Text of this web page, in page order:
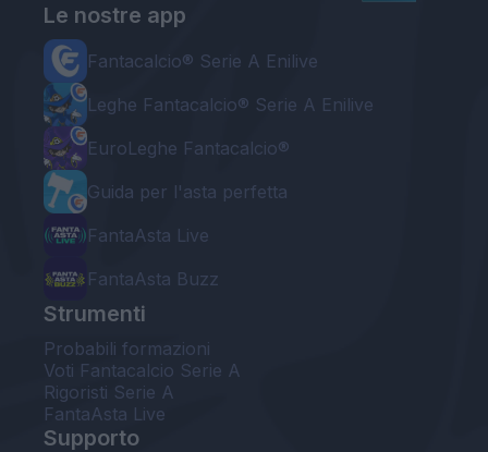
Le nostre app
Fantacalcio® Serie A Enilive
Leghe Fantacalcio® Serie A Enilive
EuroLeghe Fantacalcio®
Guida per l'asta perfetta
FantaAsta Live
FantaAsta Buzz
Strumenti
Probabili formazioni
Voti Fantacalcio Serie A
Rigoristi Serie A
FantaAsta Live
Supporto